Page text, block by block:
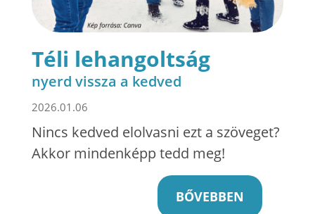
Téli lehangoltság
nyerd vissza a kedved
2026.01.06
Nincs kedved elolvasni ezt a szöveget?
Akkor mindenképp tedd meg!
BŐVEBBEN